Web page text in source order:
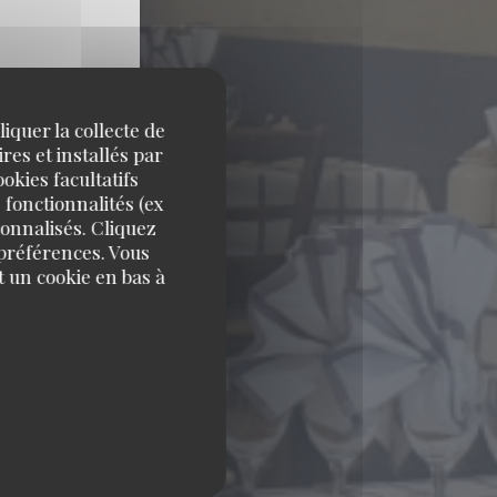
la collecte de
et installés par
facultatifs
(ex
Cliquez
Vous
cookie en bas à